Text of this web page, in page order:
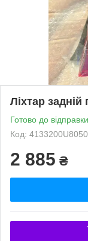
Ліхтар
Готово до відправки
Код: 4133200U8050
2 885 ₴